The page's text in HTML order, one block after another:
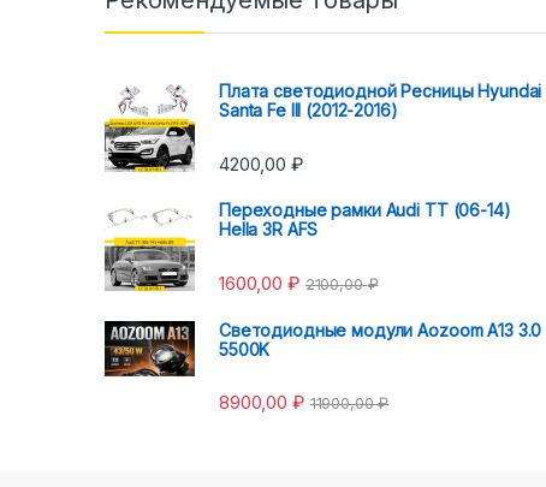
Плата светодиодной Ресницы Hyundai
Santa Fe III (2012-2016)
4200,00 ₽
Переходные рамки Audi TT (06-14)
Hella 3R AFS
1600,00 ₽ 2100,00₽
Светодиодные модули Aozoom A13 3.0
5500K
8900,00 ₽ 11900,00₽